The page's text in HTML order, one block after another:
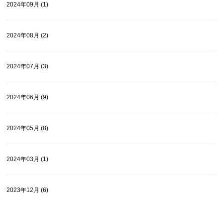
2024年09月 (1)
2024年08月 (2)
2024年07月 (3)
2024年06月 (9)
2024年05月 (8)
2024年03月 (1)
2023年12月 (6)